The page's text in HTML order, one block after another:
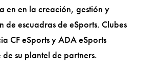
en en la creación, gestión y
de escuadras de eSports. Clubes
CF eSports y ADA eSports
su plantel de partners.